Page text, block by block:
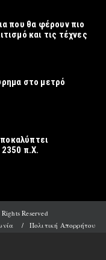
που θα φέρουν πιο
και τις τέχνες
στο μετρό
2350 π.Χ.
Reserved
Πολιτική Απορρήτου